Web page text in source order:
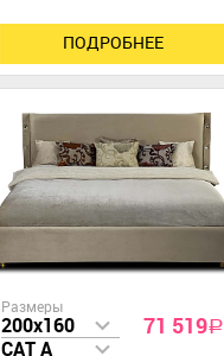
ПОДРОБНЕЕ
Размеры
200x160
CAT A
71 519a